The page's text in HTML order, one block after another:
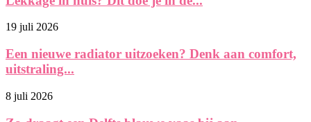
19 juli 2026
Een nieuwe radiator uitzoeken? Denk aan comfort,
uitstraling...
8 juli 2026